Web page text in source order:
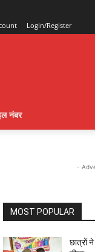
Login/Register
नंबर
-
MOST POPULAR
छात्रों